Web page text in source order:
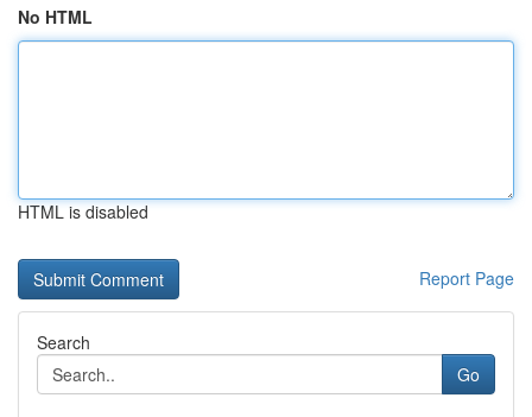
No HTML
HTML is disabled
Report Page
Search
Go